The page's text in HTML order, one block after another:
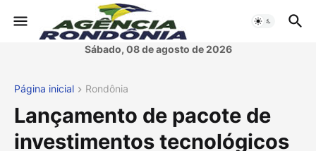
Sábado, 08 de agosto de 2026
Página inicial Rondônia
Lançamento de pacote de
investimentos tecnológicos